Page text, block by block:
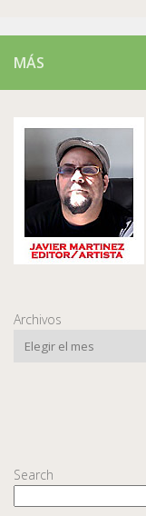
MÁS
Archivos
Search